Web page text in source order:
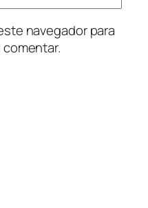
navegador para